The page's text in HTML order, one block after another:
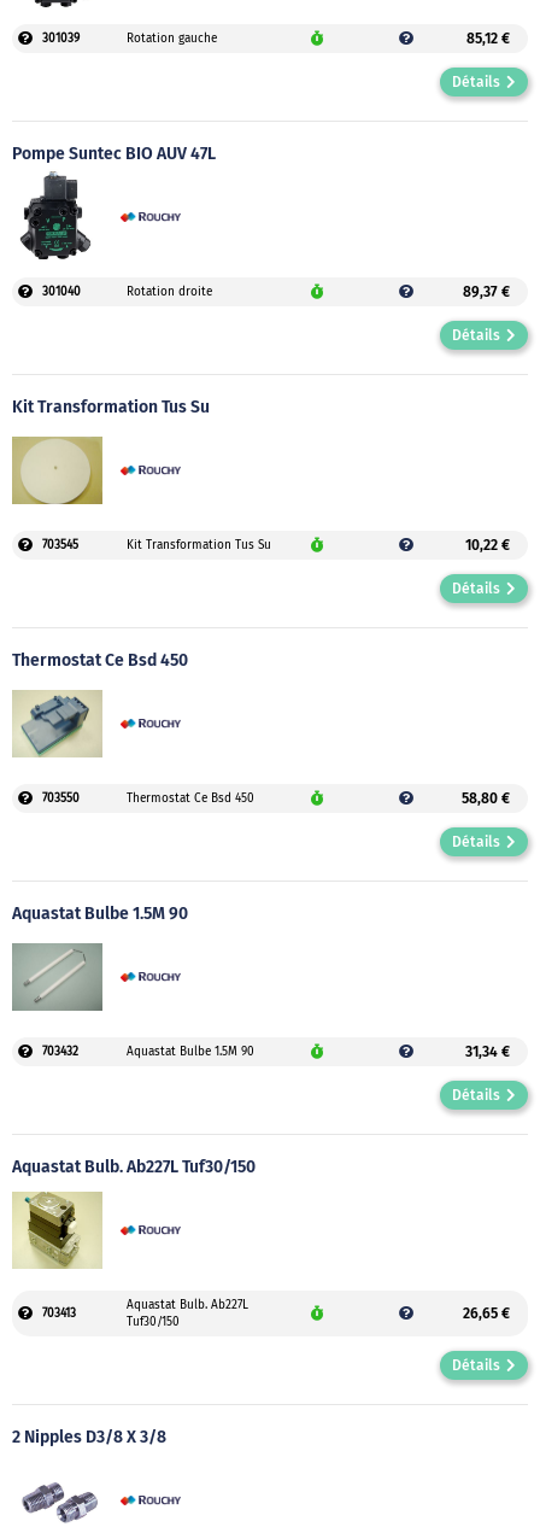
301039 Rotation gauche 85,12 €
Détails
Pompe Suntec BIO AUV 47L
301040 Rotation droite 89,37 €
Détails
Kit Transformation Tus Su
703545 Kit Transformation Tus Su 10,22 €
Détails
Thermostat Ce Bsd 450
703550 Thermostat Ce Bsd 450 58,80 €
Détails
Aquastat Bulbe 1.5M 90
703432 Aquastat Bulbe 1.5M 90 31,34 €
Détails
Aquastat Bulb. Ab227L Tuf30/150
703413
Aquastat Bulb. Ab227L
Tuf30/150
26,65 €
Détails
2 Nipples D3/8 X 3/8